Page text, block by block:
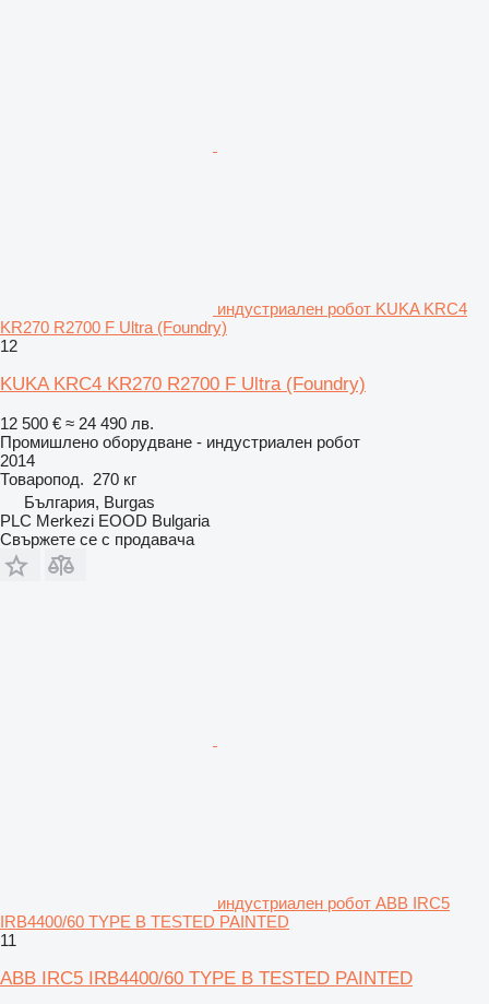
индустриален робот KUKA KRC4
KR270 R2700 F Ultra (Foundry)
12
KUKA KRC4 KR270 R2700 F Ultra (Foundry)
12 500 € ≈ 24 490 лв.
Промишлено оборудване - индустриален робот
2014
Товаропод. 270 кг
България, Burgas
PLC Merkezi EOOD Bulgaria
Свържете се с продавача
индустриален робот ABB IRC5
IRB4400/60 TYPE B TESTED PAINTED
11
ABB IRC5 IRB4400/60 TYPE B TESTED PAINTED